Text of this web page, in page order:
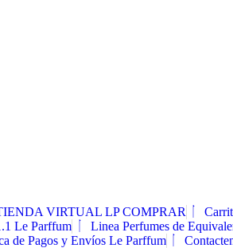
VIRTUAL LP COMPRAR
Le Parffum Linea Perfumes de
de Pagos y Envíos Le Parffum